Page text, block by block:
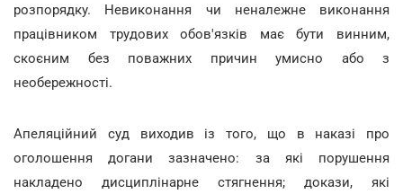
розпорядку. Невиконання чи неналежне виконання
працівником трудових обов'язків має бути винним,
скоєним без поважних причин умисно або з
необережності.
Апеляційний суд виходив із того, що в наказі про
оголошення догани зазначено: за які порушення
накладено дисциплінарне стягнення; докази, які